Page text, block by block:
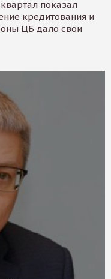
показал
кредитования и
ЦБ дало свои